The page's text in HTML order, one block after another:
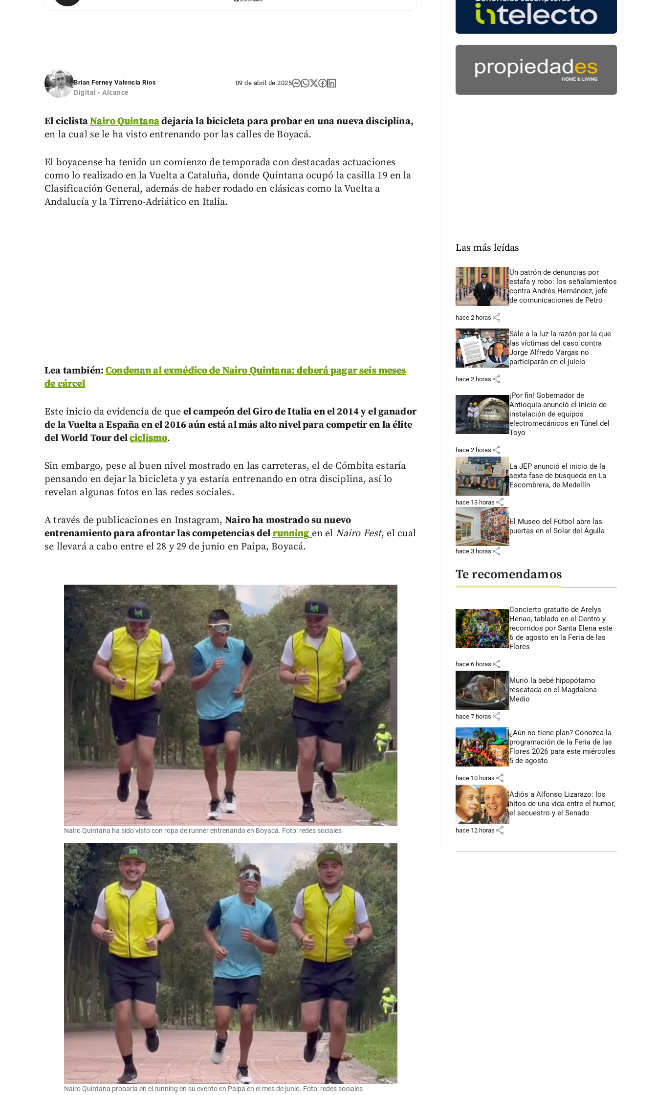
Brian Ferney Valencia Ríos
Digital - Alcance
09 de abril de 2025
El ciclistaNairo Quintanadejaría la bicicleta para probar en una nueva disciplina,
en la cual se le ha visto entrenando por las calles de Boyacá.
El boyacense ha tenido un comienzo de temporada con destacadas actuaciones
como lo realizado en la Vuelta a Cataluña, donde Quintana ocupó la casilla 19 en la
Clasificación General, además de haber rodado en clásicas como la Vuelta a
Andalucía y la Tirreno-Adriático en Italia.
Lea también:Condenan al exmédico de Nairo Quintana: deberá pagar seis meses
de cárcel
Este inicio da evidencia de que el campeón del Giro de Italia en el 2014 y el ganador
de la Vuelta a España en el 2016 aún está al más alto nivel para competir en la élite
del World Tour delciclismo.
Sin embargo, pese al buen nivel mostrado en las carreteras, el de Cómbita estaría
pensando en dejar la bicicleta y ya estaría entrenando en otra disciplina, así lo
revelan algunas fotos en las redes sociales.
A través de publicaciones en Instagram,Nairo ha mostrado su nuevo
entrenamiento para afrontar las competencias delrunning en el Nairo Fest, el cual
se llevará a cabo entre el 28 y 29 de junio en Paipa, Boyacá.
Nairo Quintana ha sido visto con ropa de runner entrenando en Boyacá. Foto: redes sociales
Nairo Quintana probaría en el running en su evento en Paipa en el mes de junio. Foto: redes sociales
Las más leídas
Un patrón de denuncias por
estafa y robo: los señalamientos
contra Andrés Hernández, jefe
de comunicaciones de Petro
hace 2 horas share
Sale a la luz la razón por la que
las víctimas del caso contra
Jorge Alfredo Vargas no
participarán en el juicio
hace 2 horas share
¡Por fin! Gobernador de
Antioquia anunció el inicio de
instalación de equipos
electromecánicos en Túnel del
Toyo
hace 2 horas share
La JEP anunció el inicio de la
sexta fase de búsqueda en La
Escombrera, de Medellín
hace 13 horas share
El Museo del Fútbol abre las
puertas en el Solar del Águila
hace 3 horas share
Te recomendamos
Concierto gratuito de Arelys
Henao, tablado en el Centro y
recorridos por Santa Elena este
6 de agosto en la Feria de las
Flores
hace 6 horas share
Murió la bebé hipopótamo
rescatada en el Magdalena
Medio
hace 7 horas share
¿Aún no tiene plan? Conozca la
programación de la Feria de las
Flores 2026 para este miércoles
5 de agosto
hace 10 horas share
Adiós a Alfonso Lizarazo: los
hitos de una vida entre el humor,
el secuestro y el Senado
hace 12 horas share